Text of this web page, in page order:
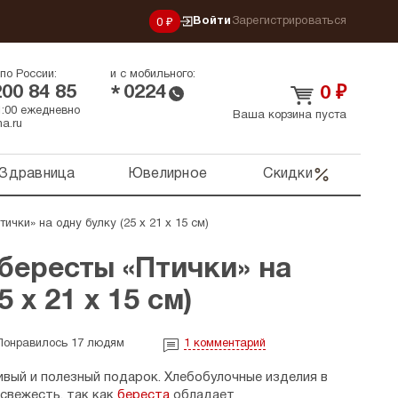
0 ₽ Войти Зарегистрироваться
России:
84 85
и с мобильного:
* 0224
ежедневно
0 ₽
Ваша корзина пуста
Ювелирное Скидки
на одну булку (25 х 21 х 15 см)
«Птички» на
х 21 х 15 см)
Понравилось 17 людям 1 комментарий
и полезный подарок. Хлебобулочные изделия в
так как береста обладает